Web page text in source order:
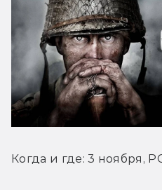
Когда и где: 3 ноября,